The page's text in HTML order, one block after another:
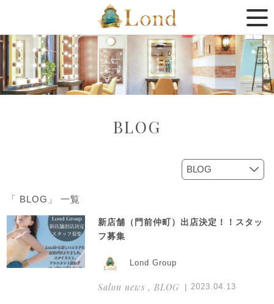
BLOG
「 BLOG」 一覧
新店舗（門前仲町）出店決定！！スタッ
フ募集
Lond Group
Salon news , BLOG 2023.04.13